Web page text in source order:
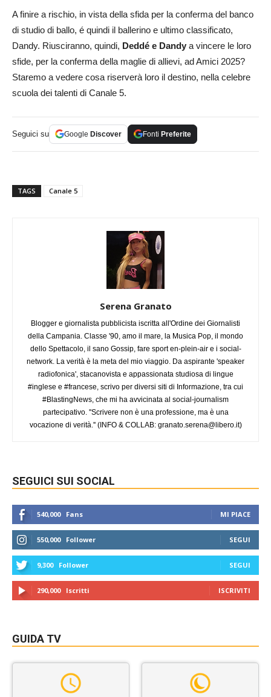
A finire a rischio, in vista della sfida per la conferma del banco
di studio di ballo, é quindi il ballerino e ultimo classificato,
Dandy. Riusciranno, quindi, Deddé e Dandy a vincere le loro
sfide, per la conferma della maglie di allievi, ad Amici 2025?
Staremo a vedere cosa riserverà loro il destino, nella celebre
scuola dei talenti di Canale 5.
Seguici su Google Discover Fonti Preferite
TAGS Canale 5
Serena Granato
Blogger e giornalista pubblicista iscritta all'Ordine dei Giornalisti
della Campania. Classe '90, amo il mare, la Musica Pop, il mondo
dello Spettacolo, il sano Gossip, fare sport en-plein-air e i social-
network. La verità è la meta del mio viaggio. Da aspirante 'speaker
radiofonica', stacanovista e appassionata studiosa di lingue
#inglese e #francese, scrivo per diversi siti di Informazione, tra cui
#BlastingNews, che mi ha avvicinata al social-journalism
partecipativo. ''Scrivere non è una professione, ma è una
vocazione di verità.'' (INFO & COLLAB: granato.serena@libero.it)
SEGUICI SUI SOCIAL
540,000 Fans MI PIACE
550,000 Follower SEGUI
9,300 Follower SEGUI
290,000 Iscritti ISCRIVITI
GUIDA TV